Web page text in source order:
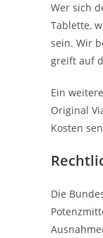
Wer sich
Tablette,
sein. Wir
greift auf
Ein
Original
Kosten
Die